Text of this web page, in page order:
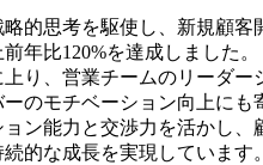
的思考を駆使し、新規顧客
年比120%を達成しました。
り、営業チームのリーダー
のモチベーション向上にも
ン能力と交渉力を活かし、
的な成長を実現しています